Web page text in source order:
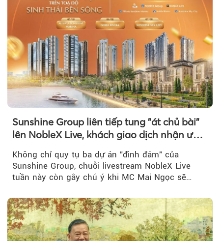
Sunshine Group liên tiếp tung "át chủ bài"
lên NobleX Live, khách giao dịch nhận ưu
Không chỉ quy tụ ba dự án "đình đám" của
Sunshine Group, chuỗi livestream NobleX Live
tuần này còn gây chú ý khi MC Mai Ngọc sẽ